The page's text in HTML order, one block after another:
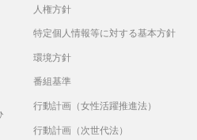
人権方針
特定個人情報等に対する基本方針
環境方針
番組基準
行動計画（女性活躍推進法）
行動計画（次世代法）